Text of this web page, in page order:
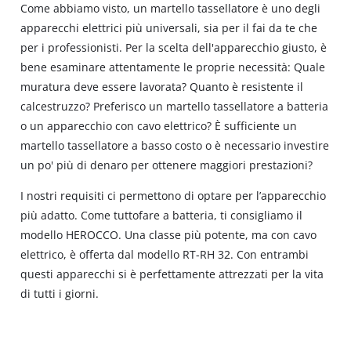
Come abbiamo visto, un martello tassellatore è uno degli
apparecchi elettrici più universali, sia per il fai da te che
per i professionisti. Per la scelta dell'apparecchio giusto, è
bene esaminare attentamente le proprie necessità: Quale
muratura deve essere lavorata? Quanto è resistente il
calcestruzzo? Preferisco un martello tassellatore a batteria
o un apparecchio con cavo elettrico? È sufficiente un
martello tassellatore a basso costo o è necessario investire
un po' più di denaro per ottenere maggiori prestazioni?
I nostri requisiti ci permettono di optare per l’apparecchio
più adatto. Come tuttofare a batteria, ti consigliamo il
modello HEROCCO. Una classe più potente, ma con cavo
elettrico, è offerta dal modello RT-RH 32. Con entrambi
questi apparecchi si è perfettamente attrezzati per la vita
di tutti i giorni.